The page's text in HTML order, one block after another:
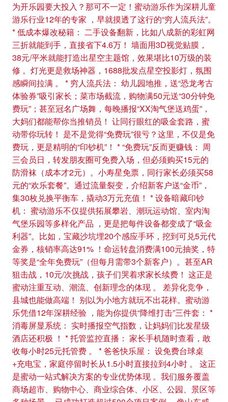
为开乐园要大投入？那可不一定！蜜动游乐作为深耕儿童
游乐行业12年的专家 ，早就摸透了这行的“穷人流兵法”。
* 低成本爆改秘籍： 二手设备翻新，比如八成新的彩虹网
三折就能到手，直接省下4.6万！ 墙面用3D视觉贴膜，
38元/平米就能打造出星空主题馆，效果堪比10万级的装
修 。灯光更是救场神器，1688批发点星空投影灯，氛围
感瞬间拉满 。 * 穷人流兵法： 幼儿园地推，送“恐龙考古
体验券”吸引家长；菜市场截流，购物满50元送“30分钟免
费玩”；甚至冠名广场舞，每晚播报“XX淘气堡送鸡蛋”，
大妈们都能帮你当推销员！ 让同行眼红的吸金套路，蜜
动带你玩转！ 是不是觉得“免费玩”很亏？这里，不仅是免
费玩，更是精明的“印钞机”！ * “免费玩”反而更赚钱： 周
三会员日，转发朋友圈可免费入场，但必须购买15元的
防滑袜（成本才2元）。小寿星免票，同行家长必须买58
元的“欢乐套餐”。通过流量裂变，介绍新客户送“金币”，
集30枚兑换平衡车，撬动3万元充值！ * 设备暗藏印钞
机： 蜜动游乐不仅提供拓展攀岩、潮玩运动馆、室内淘
气堡乐园等多样化产品 ，更是把每件设备都变成了“吸金
利器”。比如，宝藏沙坑埋20个感应手环，挖到可兑5元代
金券，核销率高达91% ！命运转盘消费满100元抽奖，特
等奖是“全年免费玩”（但每月需带3个新客户）。甚至AR
狙击战，10元/次挑战，孩子们哭着求家长续费！ 这正是
蜜动注重互动、潮流、创新理念的体现 。 差异化竞争，
县城也能做高端！ 别以为小地方就玩不出花样。蜜动游
乐凭借12年深耕经验 ，能为你提供“降维打击”三件套： *
消毒屏显系统： 实时播报空气指数，让妈妈们比发星级
酒店还积极 ！ * 托管监控直播： 家长手机随时查看，敢
收每小时25元托管费 。 * 爸爸快乐屋： 设免费台球桌
+充电宝，家庭停留时长从1.5小时直接拉到4小时 。 这正
是蜜动一站式解决方案的专业优势体现 。我们服务覆盖
商场超市、购物中心、商业综合体、小区、公园、景区等